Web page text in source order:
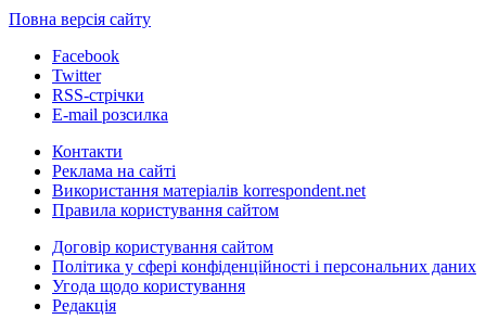
Повна версія сайту
Facebook
Twitter
RSS-стрічки
E-mail розсилка
Контакти
Реклама на сайті
Використання матеріалів korrespondent.net
Правила користування сайтом
Договір користування сайтом
Політика у сфері конфіденційності і персональних даних
Угода щодо користування
Редакція